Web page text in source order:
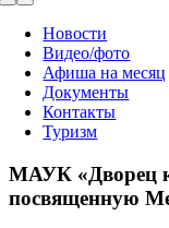
Toggle
NavigationНовости
Видео/фото
Афиша на месяц
Документы
Контакты
Туризм
МАУК «Дворец
посвященную